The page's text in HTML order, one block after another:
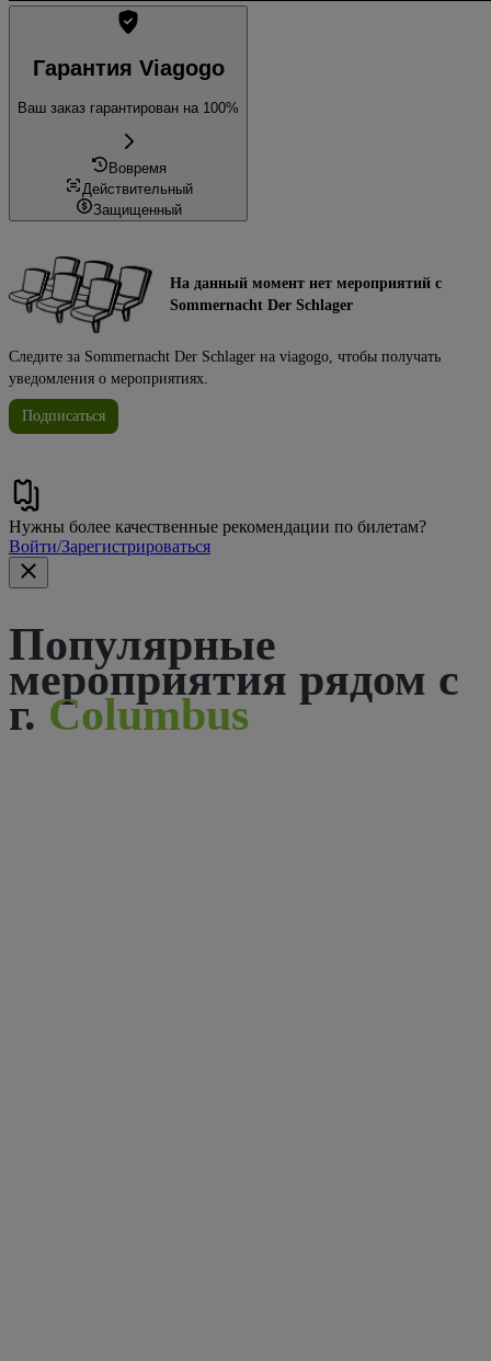
Гарантия Viagogo
Ваш заказ гарантирован на 100%
Вовремя
Действительный
Защищенный
На данный момент нет мероприятий с
Sommernacht Der Schlager
Следите за Sommernacht Der Schlager на viagogo, чтобы получать
уведомления о мероприятиях.
Подписаться
Нужны более качественные рекомендации по билетам?
Войти/Зарегистрироваться
Популярные
мероприятия рядом с
г. Columbus